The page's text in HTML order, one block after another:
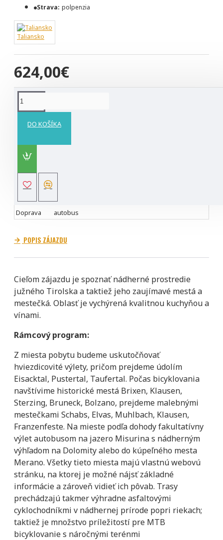
624,00€
Strava: polpenzia
Taliansko
DO KOŠÍKA
ZÁKLADNÉ INFORMÁCIE
Informácie
Ubytovanie
Innsbruckom poceste do Bolzana/
Stravovanie
bufet, pričom sa podávajú aj miestne špeciality.
Doprava
autobus
POPIS ZÁJAZDU
Cieľom zájazdu je spoznať nádherné prostredie
južného Tirolska a taktiež jeho zaujímavé mestá a
mestečká. Oblasť je vychýrená kvalitnou kuchyňou a
vínami.
Rámcový program:
Z miesta pobytu budeme uskutočňovať
hviezdicovité výlety, pričom prejdeme údolím
Eisacktal, Pustertal, Taufertal. Počas bicyklovania
navštívime historické mestá Brixen, Klausen,
Sterzing, Bruneck, Bolzano, prejdeme malebnými
mestečkami Schabs, Elvas, Muhlbach, Klausen,
Franzenfeste. Na mieste podľa dohody fakultatívny
výlet autobusom na jazero Misurina s nádherným
výhľadom na Dolomity alebo do kúpeľného mesta
Merano. Všetky tieto miesta majú vlastnú webovú
stránku, na ktorej je možné nájsť základné
informácie a zároveň vidieť ich pôvab. Trasy
prechádzajú takmer výhradne asfaltovými
cyklochodníkmi v nádhernej prírode popri riekach;
taktiež je množstvo príležitostí pre MTB
bicyklovanie s náročnými terénmi